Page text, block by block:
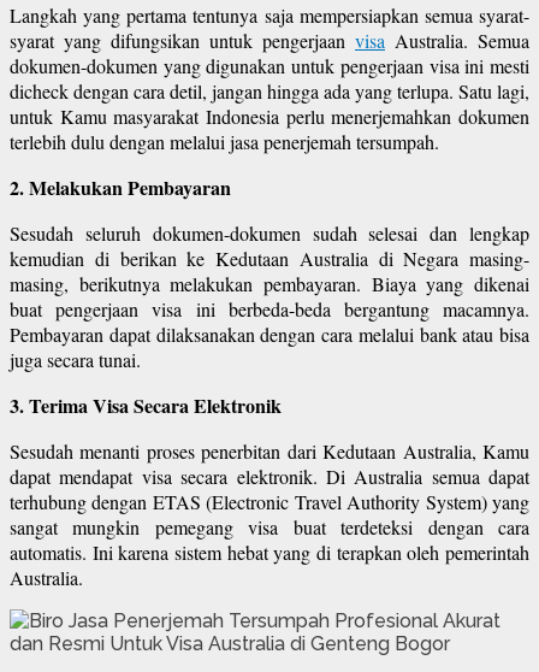
Langkah yang pertama tentunya saja mempersiapkan semua syarat-
syarat yang difungsikan untuk pengerjaan visa Australia. Semua
dokumen-dokumen yang digunakan untuk pengerjaan visa ini mesti
dicheck dengan cara detil, jangan hingga ada yang terlupa. Satu lagi,
untuk Kamu masyarakat Indonesia perlu menerjemahkan dokumen
terlebih dulu dengan melalui jasa penerjemah tersumpah.
2. Melakukan Pembayaran
Sesudah seluruh dokumen-dokumen sudah selesai dan lengkap
kemudian di berikan ke Kedutaan Australia di Negara masing-
masing, berikutnya melakukan pembayaran. Biaya yang dikenai
buat pengerjaan visa ini berbeda-beda bergantung macamnya.
Pembayaran dapat dilaksanakan dengan cara melalui bank atau bisa
juga secara tunai.
3. Terima Visa Secara Elektronik
Sesudah menanti proses penerbitan dari Kedutaan Australia, Kamu
dapat mendapat visa secara elektronik. Di Australia semua dapat
terhubung dengan ETAS (Electronic Travel Authority System) yang
sangat mungkin pemegang visa buat terdeteksi dengan cara
automatis. Ini karena sistem hebat yang di terapkan oleh pemerintah
Australia.